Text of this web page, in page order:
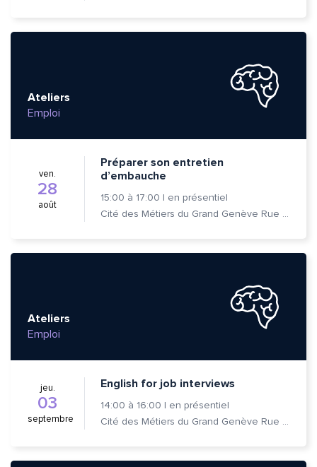
Ateliers
Emploi
ven.
28
août
Préparer son entretien
d’embauche
15:00 à 17:00 | en présentiel
Cité des Métiers du Grand Genève Rue Prévost-Martin 6 1205 Genève
Ateliers
Emploi
jeu.
03
septembre
English for job interviews
14:00 à 16:00 | en présentiel
Cité des Métiers du Grand Genève Rue Prévost-Martin 6 1205 Genève